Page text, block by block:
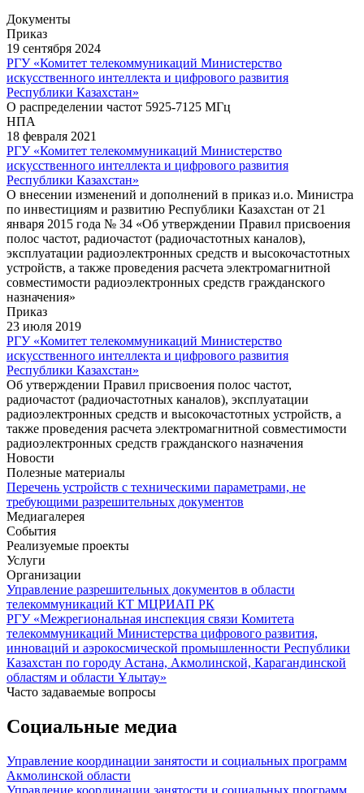
Документы
Приказ
19 сентября 2024
РГУ «Комитет телекоммуникаций Министерство
искусственного интеллекта и цифрового развития
Республики Казахстан»
О распределении частот 5925-7125 МГц
НПА
18 февраля 2021
РГУ «Комитет телекоммуникаций Министерство
искусственного интеллекта и цифрового развития
Республики Казахстан»
О внесении изменений и дополнений в приказ и.о. Министра
по инвестициям и развитию Республики Казахстан от 21
января 2015 года № 34 «Об утверждении Правил присвоения
полос частот, радиочастот (радиочастотных каналов),
эксплуатации радиоэлектронных средств и высокочастотных
устройств, а также проведения расчета электромагнитной
совместимости радиоэлектронных средств гражданского
назначения»
Приказ
23 июля 2019
РГУ «Комитет телекоммуникаций Министерство
искусственного интеллекта и цифрового развития
Республики Казахстан»
Об утверждении Правил присвоения полос частот,
радиочастот (радиочастотных каналов), эксплуатации
радиоэлектронных средств и высокочастотных устройств, а
также проведения расчета электромагнитной совместимости
радиоэлектронных средств гражданского назначения
Новости
Полезные материалы
Перечень устройств с техническими параметрами, не
требующими разрешительных документов
Медиагалерея
События
Реализуемые проекты
Услуги
Организации
Управление разрешительных документов в области
телекоммуникаций КТ МЦРИАП РК
РГУ «Межрегиональная инспекция связи Комитета
телекоммуникаций Министерства цифрового развития,
инноваций и аэрокосмической промышленности Республики
Казахстан по городу Астана, Акмолинской, Карагандинской
областям и области Ұлытау»
Часто задаваемые вопросы
Социальные медиа
Управление координации занятости и социальных программ
Акмолинской области
Управление координации занятости и социальных программ